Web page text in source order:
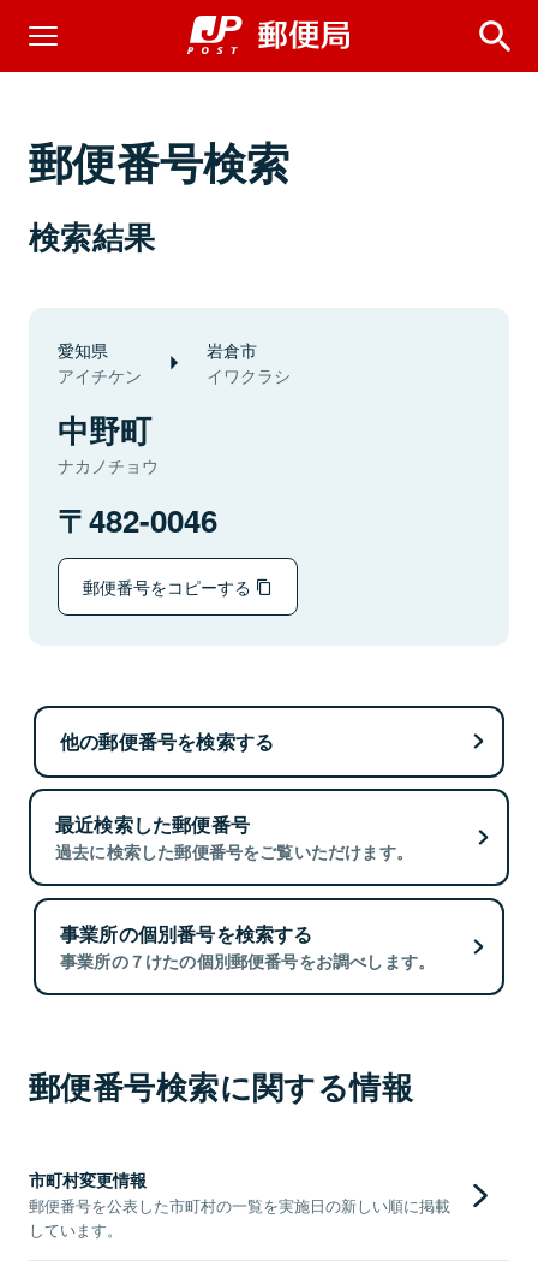
郵便番号検索
検索結果
愛知県
アイチケン
岩倉市
イワクラシ
中野町
ナカノチョウ
482-0046
郵便番号をコピーする
他の郵便番号を検索する
最近検索した郵便番号
過去に検索した郵便番号をご覧いただけます。
事業所の個別番号を検索する
事業所の７けたの個別郵便番号をお調べします。
郵便番号検索に関する情報
市町村変更情報
郵便番号を公表した市町村の一覧を実施日の新しい順に掲載
しています。